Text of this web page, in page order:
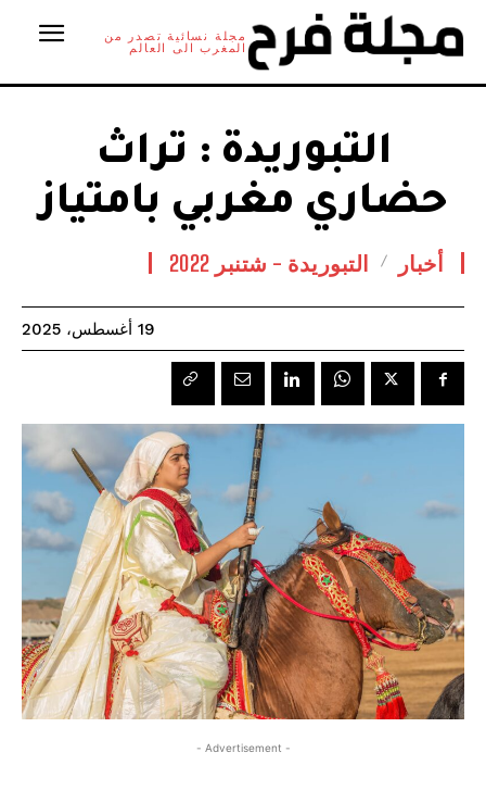
مجلة نسائية تصدر من
المغرب الى العالم
التبوريدة : تراث
حضاري مغربي بامتياز
أخبار التبوريدة - شتنبر 2022
19 أغسطس، 2025
- Advertisement -